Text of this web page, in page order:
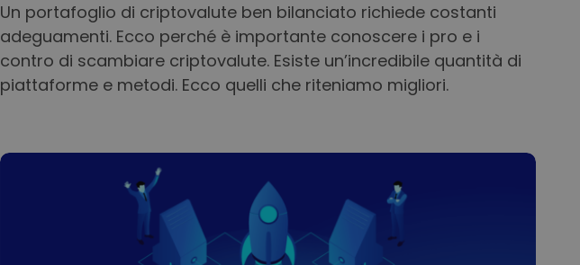
Un portafoglio di criptovalute ben bilanciato richiede costanti
adeguamenti. Ecco perché è importante conoscere i pro e i
contro di scambiare criptovalute. Esiste un’incredibile quantità di
piattaforme e metodi. Ecco quelli che riteniamo migliori.